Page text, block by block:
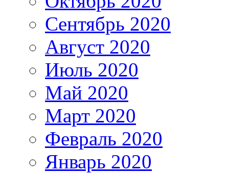
Сентябрь 2020
Август 2020
Июль 2020
Май 2020
Март 2020
Февраль 2020
Январь 2020